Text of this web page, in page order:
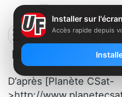
Mizik Tropical à la
D’après [Planète CSat-
Installer sur
Accès rapide depuis